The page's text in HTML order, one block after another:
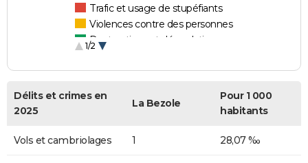
Trafic et usage de stupéfiants
Violences contre des personnes
Destructions et dégradations
1/2
Délits et crimes en
2025
La Bezole
Pour 1 000
habitants
Vols et cambriolages 1 28,07 ‰